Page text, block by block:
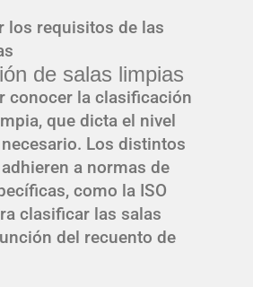
los requisitos de las
de salas limpias
conocer la clasificación
que dicta el nivel
Los distintos
a normas de
como la ISO
clasificar las salas
del recuento de